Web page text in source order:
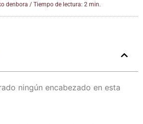
denbora / Tiempo de lectura: 2 min.
ningún encabezado en esta